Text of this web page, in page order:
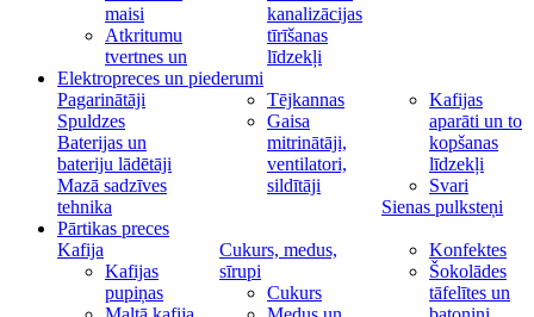
maisi
Atkritumu
tvertnes un
kanalizācijas
tīrīšanas
līdzekļi
Elektropreces un piederumi
Pagarinātāji
Spuldzes
Baterijas un
bateriju lādētāji
Mazā sadzīves
tehnika
Tējkannas
Gaisa
mitrinātāji,
ventilatori,
sildītāji
Kafijas
aparāti un to
kopšanas
līdzekļi
Svari
Sienas pulksteņi
Pārtikas preces
Kafija
Kafijas
pupiņas
Cukurs, medus,
sīrupi
Cukurs
Konfektes
Šokolādes
tāfelītes un